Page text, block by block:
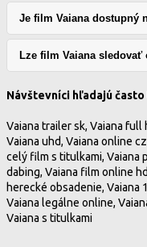
Je film Vaiana dostupný
Lze film Vaiana
Návštevníci hľadajú
Vaiana trailer sk, Vaiana full
Vaiana uhd, Vaiana online
celý film s titulkami, Vaiana
dabing, Vaiana film online
herecké obsadenie, Vaiana
Vaiana legálne online,
Vaiana s titulkami